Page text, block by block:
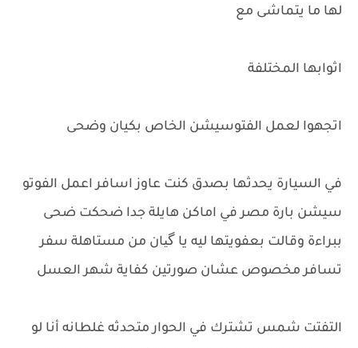
لها ما يتماشى مع
اثوابها المختلفة
اتجهوا لعمل الفتوسيشن الخاص بكيان وضحى
في السيارة يحدثها بصدق كنت عاوز اسافر اعمل الفوتو
سيشن بارة مصر في اماكن هايلة جدا ضحكت ضحى
ببراءة وقالت بعفويتها ليه يا گیان من مستاهلة سفر
تسافر مخصوص عشان صورتين كفاية شهر العسل
التفتت شمس تشترك في الحوار متحدثه غلطانه أنا لو